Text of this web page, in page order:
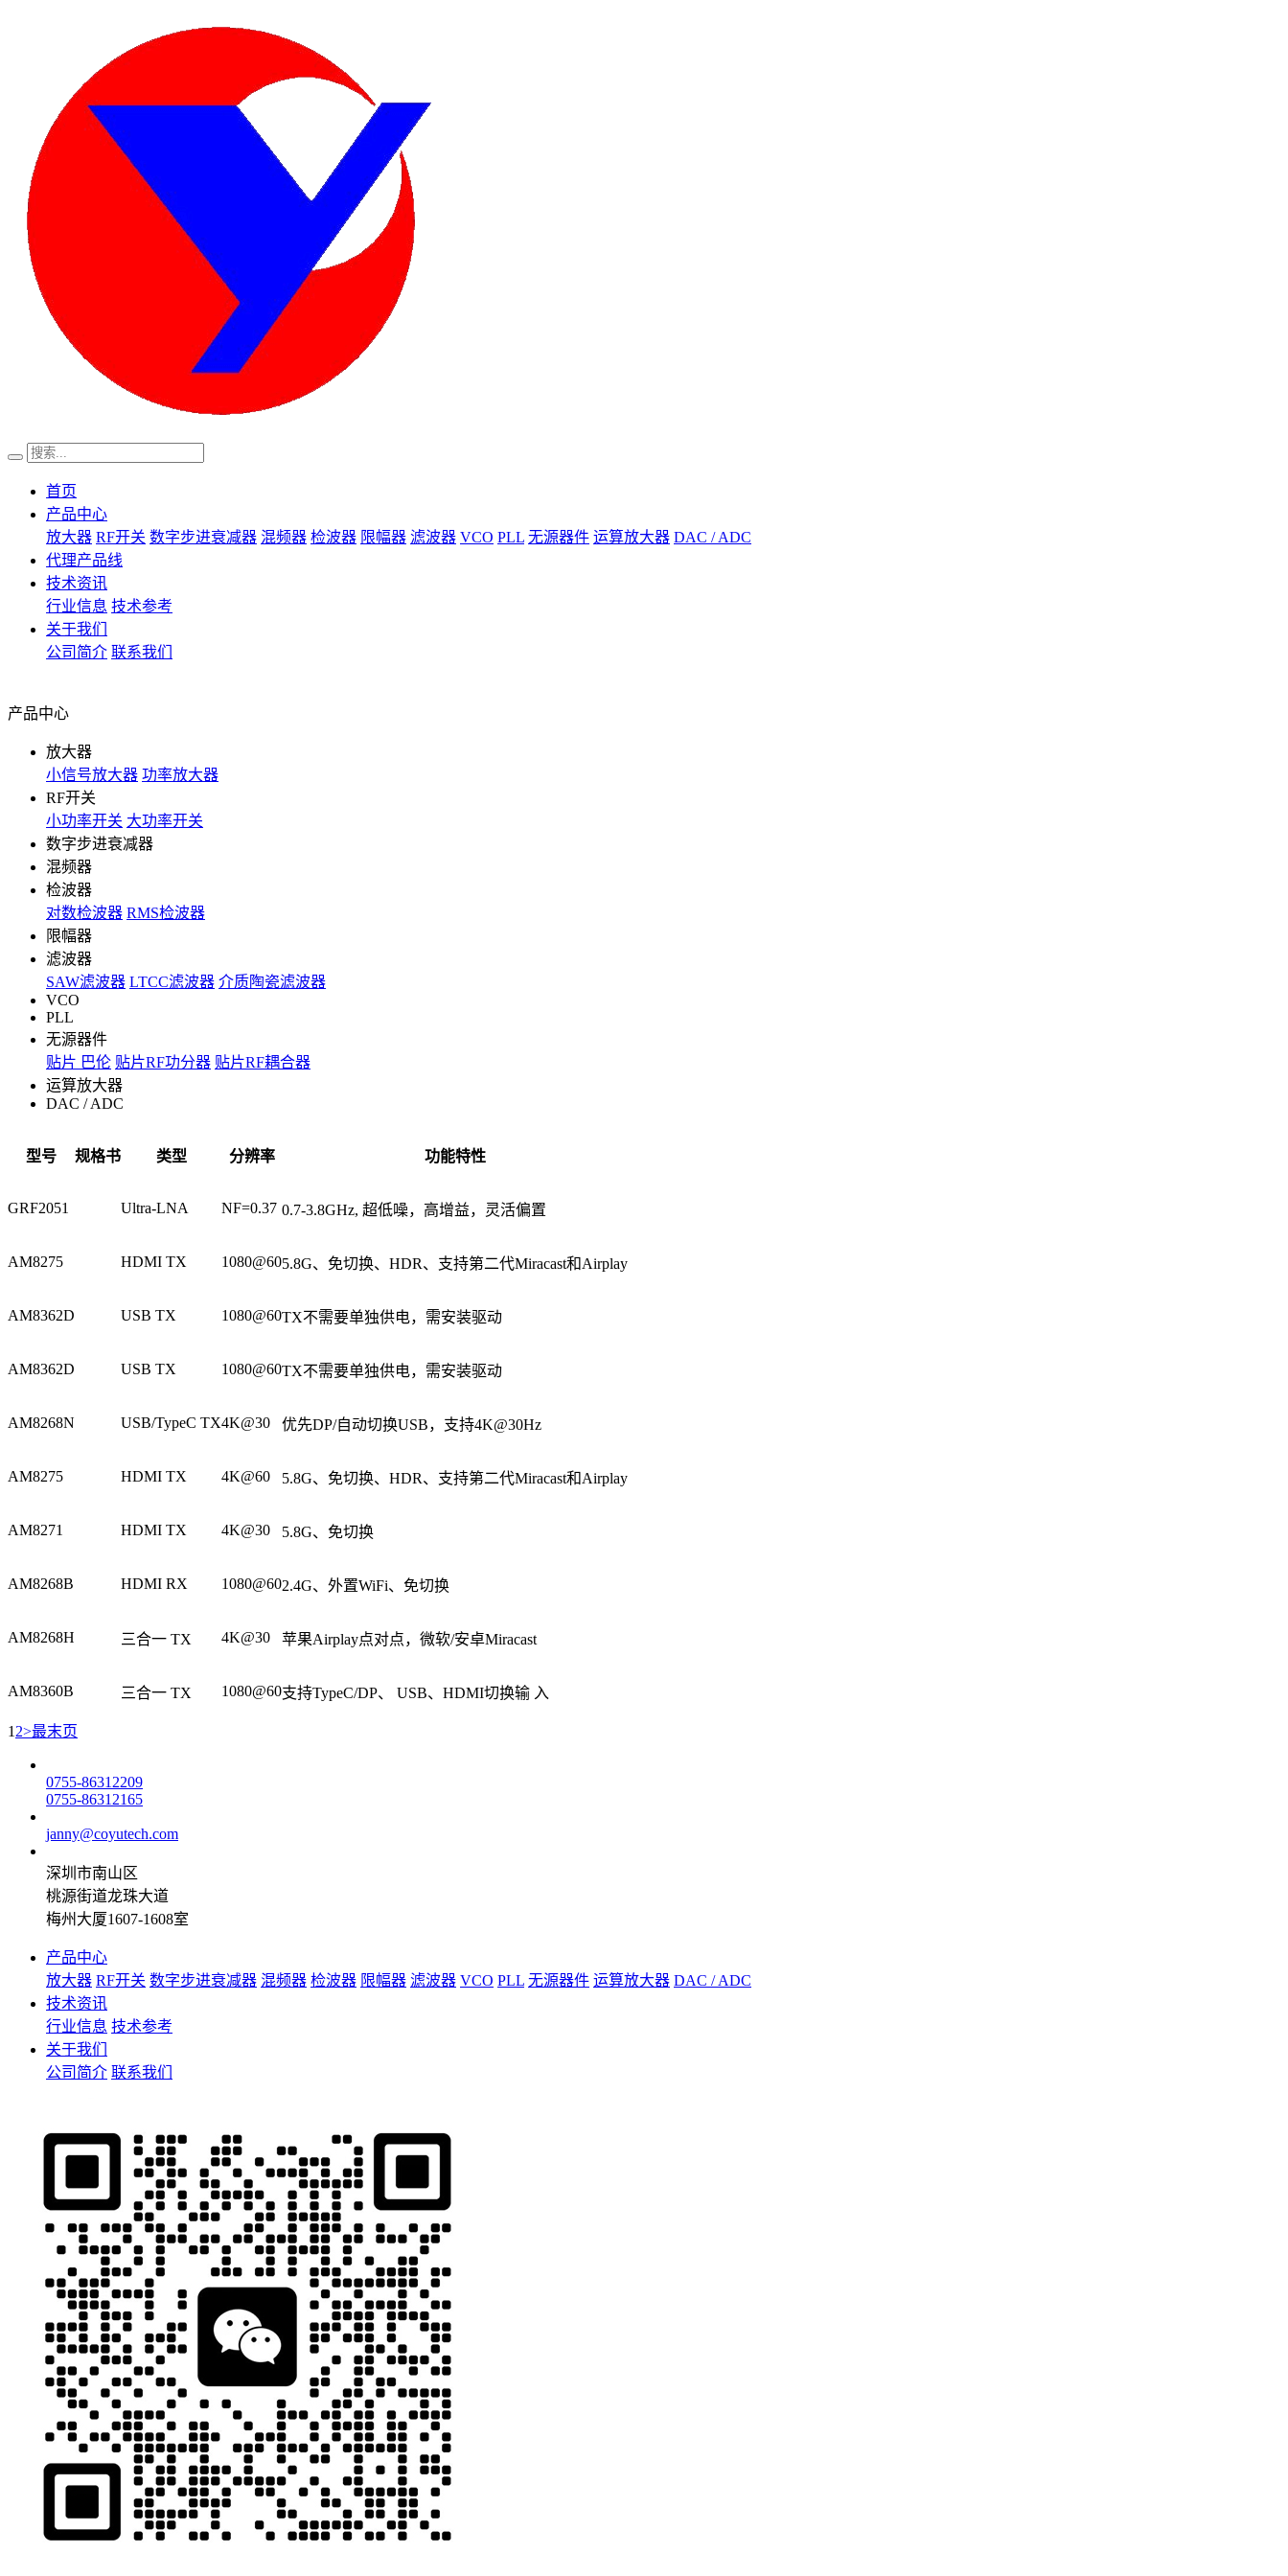
首页
产品中心
放大器 RF开关 数字步进衰减器 混频器 检波器 限幅器 滤波器 VCO PLL 无源器件 运算放大器 DAC / ADC
代理产品线
技术资讯
行业信息 技术参考
关于我们
公司简介 联系我们
产品中心
放大器
小信号放大器 功率放大器
RF开关
小功率开关 大功率开关
数字步进衰减器
混频器
检波器
对数检波器 RMS检波器
限幅器
滤波器
SAW滤波器 LTCC滤波器 介质陶瓷滤波器
VCO
PLL
无源器件
贴片 巴伦 贴片RF功分器 贴片RF耦合器
运算放大器
DAC / ADC
型号 规格书 类型 分辨率 功能特性
GRF2051 Ultra-LNA NF=0.37 0.7-3.8GHz, 超低噪，高增益，灵活偏置
AM8275 HDMI TX 1080@605.8G、免切换、HDR、支持第二代Miracast和Airplay
AM8362D USB TX 1080@60TX不需要单独供电，需安装驱动
AM8362D USB TX 1080@60TX不需要单独供电，需安装驱动
AM8268N USB/TypeC TX4K@30 优先DP/自动切换USB，支持4K@30Hz
AM8275 HDMI TX 4K@60 5.8G、免切换、HDR、支持第二代Miracast和Airplay
AM8271 HDMI TX 4K@30 5.8G、免切换
AM8268B HDMI RX 1080@602.4G、外置WiFi、免切换
AM8268H 三合一 TX 4K@30 苹果Airplay点对点，微软/安卓Miracast
AM8360B 三合一 TX 1080@60支持TypeC/DP、 USB、HDMI切换输 入
1 2>最末页
0755-86312209
0755-86312165
janny@coyutech.com
深圳市南山区
桃源街道龙珠大道
梅州大厦1607-1608室
产品中心
放大器 RF开关 数字步进衰减器 混频器 检波器 限幅器 滤波器 VCO PLL 无源器件 运算放大器 DAC / ADC
技术资讯
行业信息 技术参考
关于我们
公司简介 联系我们